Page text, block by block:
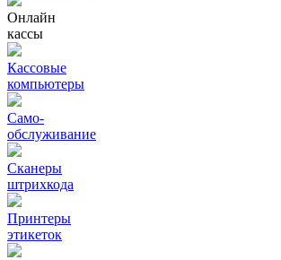
Онлайн
кассы
Кассовые
компьютеры
Само-
обслуживание
Сканеры
штрихкода
Принтеры
этикеток